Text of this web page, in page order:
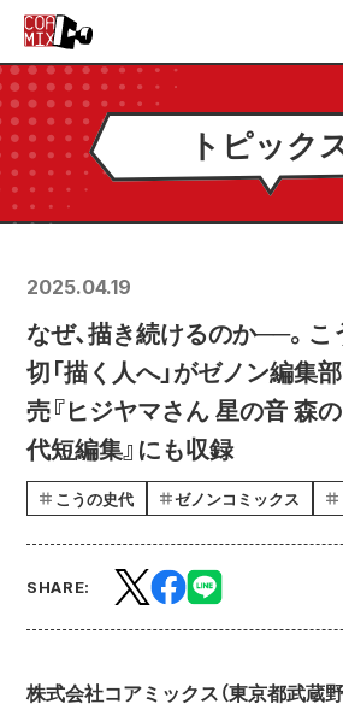
トピック
2025.04.19
なぜ、描き続けるのか──。
切「描く人へ」がゼノン編
売『ヒジヤマさん 星の音 森
代短編集』にも収録
こうの史代 ゼノンコミックス
SHARE:
株式会社コアミックス（東京都武蔵